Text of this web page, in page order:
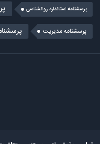
پرسشنامه استاندارد روانشناسی
پرسشنامه مديريت